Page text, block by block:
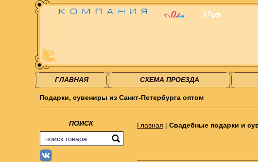
ГЛАВНАЯ СХЕМА ПРОЕЗДА
Подарки, сувениры из Санкт-Петербурга оптом
Главная | Свадебные подарки и
ПОИСК